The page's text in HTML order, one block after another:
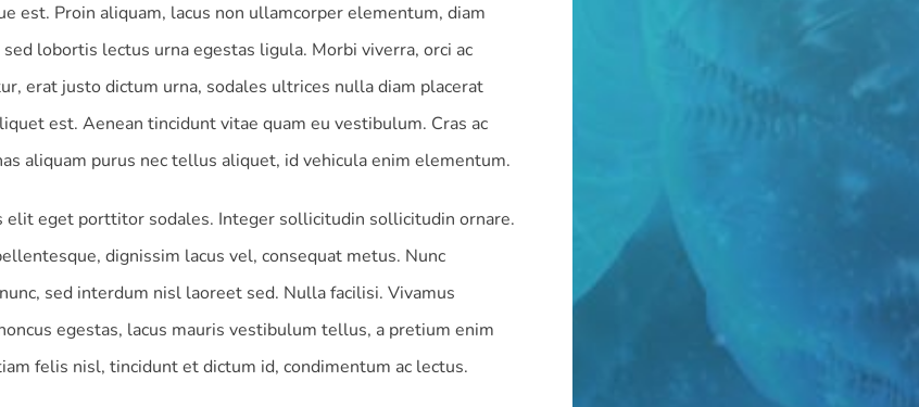
est. Proin aliquam, lacus non ullamcorper elementum, diam
lobortis lectus urna egestas ligula. Morbi viverra, orci ac
erat justo dictum urna, sodales ultrices nulla diam placerat
est. Aenean tincidunt vitae quam eu vestibulum. Cras ac
aliquam purus nec tellus aliquet, id vehicula enim elementum.
elit eget porttitor sodales. Integer sollicitudin sollicitudin ornare.
dignissim lacus vel, consequat metus. Nunc
sed interdum nisl laoreet sed. Nulla facilisi. Vivamus
egestas, lacus mauris vestibulum tellus, a pretium enim
felis nisl, tincidunt et dictum id, condimentum ac lectus.